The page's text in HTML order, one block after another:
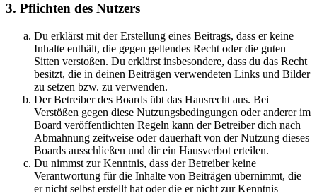
3. Pflichten des Nutzers
Du erklärst mit der Erstellung eines Beitrags, dass er keine
Inhalte enthält, die gegen geltendes Recht oder die guten
Sitten verstoßen. Du erklärst insbesondere, dass du das Recht
besitzt, die in deinen Beiträgen verwendeten Links und Bilder
zu setzen bzw. zu verwenden.
Der Betreiber des Boards übt das Hausrecht aus. Bei
Verstößen gegen diese Nutzungsbedingungen oder anderer im
Board veröffentlichten Regeln kann der Betreiber dich nach
Abmahnung zeitweise oder dauerhaft von der Nutzung dieses
Boards ausschließen und dir ein Hausverbot erteilen.
Du nimmst zur Kenntnis, dass der Betreiber keine
Verantwortung für die Inhalte von Beiträgen übernimmt, die
er nicht selbst erstellt hat oder die er nicht zur Kenntnis